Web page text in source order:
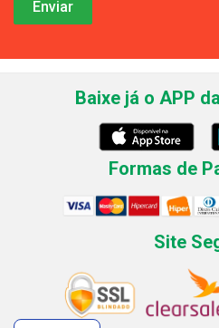
Baixe já o APP
Formas de
Site